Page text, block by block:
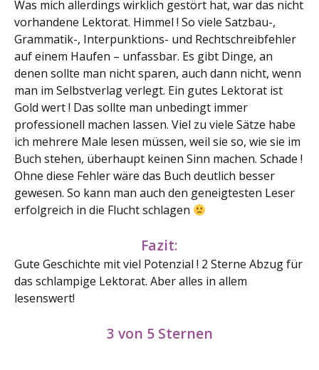
Was mich allerdings wirklich gestört hat, war das nicht
vorhandene Lektorat. Himmel ! So viele Satzbau-,
Grammatik-, Interpunktions- und Rechtschreibfehler
auf einem Haufen – unfassbar. Es gibt Dinge, an
denen sollte man nicht sparen, auch dann nicht, wenn
man im Selbstverlag verlegt. Ein gutes Lektorat ist
Gold wert ! Das sollte man unbedingt immer
professionell machen lassen. Viel zu viele Sätze habe
ich mehrere Male lesen müssen, weil sie so, wie sie im
Buch stehen, überhaupt keinen Sinn machen. Schade !
Ohne diese Fehler wäre das Buch deutlich besser
gewesen. So kann man auch den geneigtesten Leser
erfolgreich in die Flucht schlagen
Fazit:
Gute Geschichte mit viel Potenzial ! 2 Sterne Abzug für
das schlampige Lektorat. Aber alles in allem
lesenswert!
3 von 5 Sternen